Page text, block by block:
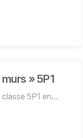
» 5P1
5P1 en...